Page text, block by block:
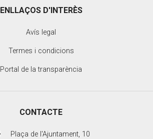
ENLLAÇOS D'INTERÈS
Avís legal
Termes i condicions
Portal de la transparència
CONTACTE
Plaça de l'Ajuntament, 10